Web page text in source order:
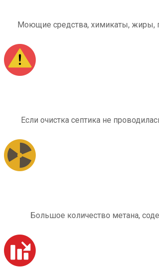
Моющие средства, химикаты, жиры,
Если очистка септика не
Большое количество метана,